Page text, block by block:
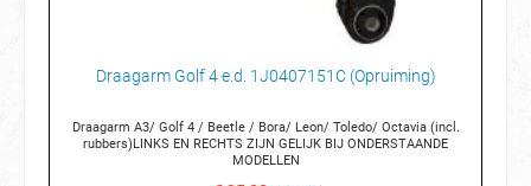
Draagarm Golf 4 e.d. 1J0407151C (Opruiming)
Draagarm A3/ Golf 4 / Beetle / Bora/ Leon/ Toledo/ Octavia (incl.
rubbers)LINKS EN RECHTS ZIJN GELIJK BIJ ONDERSTAANDE
MODELLEN